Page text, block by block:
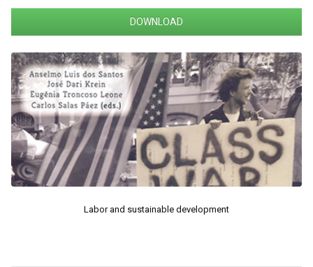
DOWNLOAD
Labor and sustainable development